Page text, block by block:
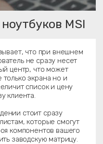
MSI
что при внешнем
не сразу несет
центр, что может
экрана но и
список и цену
клиента.
стоит сразу
которые смогут
компонентов вашего
заводскую матрицу.